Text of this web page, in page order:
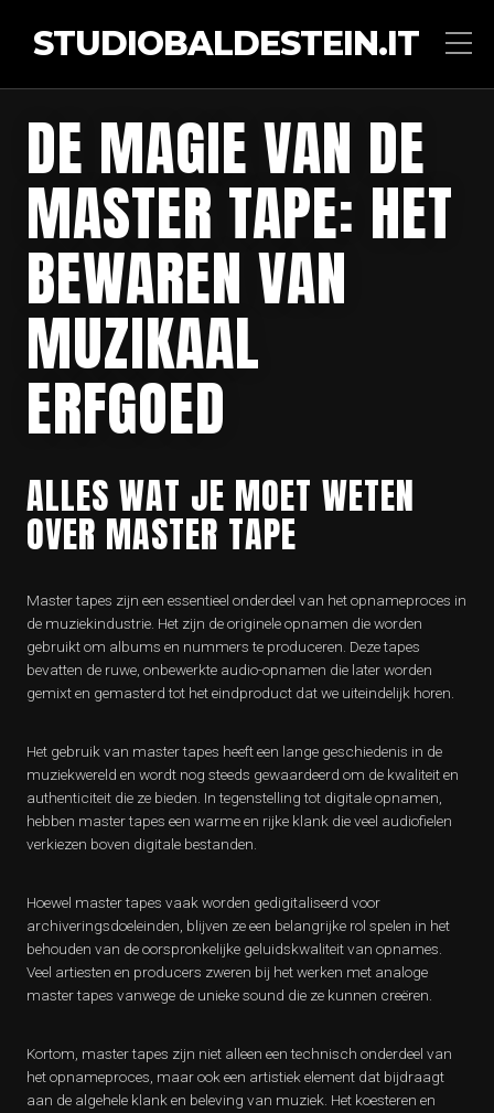
STUDIOBALDESTEIN.IT
DE MAGIE VAN DE
MASTER TAPE: HET
BEWAREN VAN
MUZIKAAL
ERFGOED
ALLES WAT JE MOET WETEN
OVER MASTER TAPE
Master tapes zijn een essentieel onderdeel van het opnameproces in
de muziekindustrie. Het zijn de originele opnamen die worden
gebruikt om albums en nummers te produceren. Deze tapes
bevatten de ruwe, onbewerkte audio-opnamen die later worden
gemixt en gemasterd tot het eindproduct dat we uiteindelijk horen.
Het gebruik van master tapes heeft een lange geschiedenis in de
muziekwereld en wordt nog steeds gewaardeerd om de kwaliteit en
authenticiteit die ze bieden. In tegenstelling tot digitale opnamen,
hebben master tapes een warme en rijke klank die veel audiofielen
verkiezen boven digitale bestanden.
Hoewel master tapes vaak worden gedigitaliseerd voor
archiveringsdoeleinden, blijven ze een belangrijke rol spelen in het
behouden van de oorspronkelijke geluidskwaliteit van opnames.
Veel artiesten en producers zweren bij het werken met analoge
master tapes vanwege de unieke sound die ze kunnen creëren.
Kortom, master tapes zijn niet alleen een technisch onderdeel van
het opnameproces, maar ook een artistiek element dat bijdraagt
aan de algehele klank en beleving van muziek. Het koesteren en